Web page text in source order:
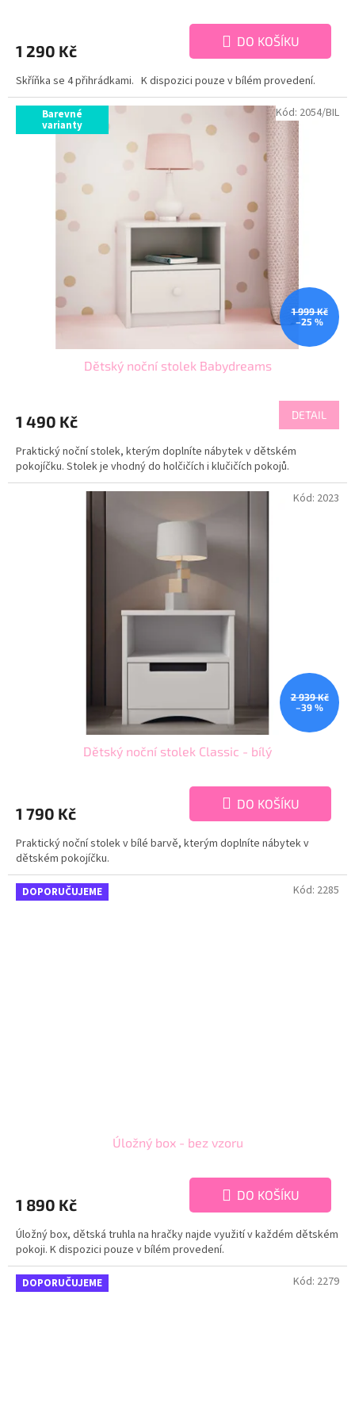
1 290 Kč
DO KOŠÍKU
Skříňka se 4 přihrádkami. K dispozici pouze v bílém provedení.
Barevné
varianty
1 999 Kč
–25 %
Dětský noční stolek Babydreams
1 490 Kč DETAIL
Praktický noční stolek, kterým doplníte nábytek v dětském
pokojíčku. Stolek je vhodný do holčičích i klučičích pokojů.
Kód: 2054/BIL
2 939 Kč
–39 %
Dětský noční stolek Classic - bílý
1 790 Kč
DO KOŠÍKU
Praktický noční stolek v bílé barvě, kterým doplníte nábytek v
dětském pokojíčku.
Kód: 2023
DOPORUČUJEME
Úložný box - bez vzoru
1 890 Kč
DO KOŠÍKU
Úložný box, dětská truhla na hračky najde využití v každém dětském
pokoji. K dispozici pouze v bílém provedení.
Kód: 2285
DOPORUČUJEME Kód: 2279